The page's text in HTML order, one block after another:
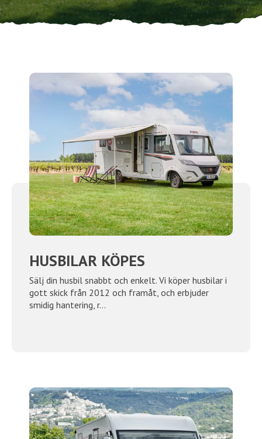
Ställplats
Långtidsparkering
HUSBILAR KÖPES
Sälj din husbil snabbt och enkelt. Vi köper husbilar i
gott skick från 2012 och framåt, och erbjuder
smidig hantering, r...